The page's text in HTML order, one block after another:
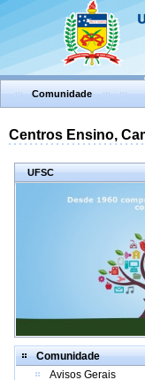
Comunidade
Centros Ensino,
UFSC
Comunidade
Avisos Gerais